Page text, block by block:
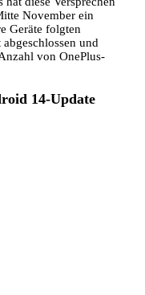
November ein
Geräte folgten
und
von OnePlus-
14-Update